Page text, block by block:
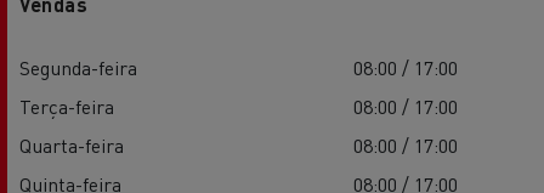
Segunda-feira
08:00 / 17:00
Terça-feira
08:00 / 17:00
Quarta-feira
08:00 / 17:00
Quinta-feira
08:00 / 17:00